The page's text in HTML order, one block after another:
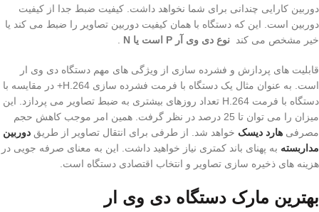
دوربین کارایی چندانی برای شما نخواهد داشت. کیفیت ضبط جدا از کیفیت
دوربین است. این که دستگاه با همان کیفیت دوربین تصاویر را ضبط می کند یا
خیر مشخص می کند نوع دی وی آر P است یا N .
قابلیت های پردازش و فشرده سازی از ویژگی های مهم دستگاه دی وی ار
است. به عنوان مثال یک دستگاه با فرمت فشرده سازی H.264+ در مقایسه با
دستگاه با فرمت H.264 تعداد روزهای بیشتری به ضبط تصاویر می پردازد. این
میزان را می توان تا 25 درصد در نظر گرفت. همین امر موجب کاهش حجم
مصرفی هارد دیسک خواهد شد. از طرفی برای انتقال تصاویر از طریق دوربین
مداربسته به پهنای باند کمتری نیاز خواهید داشت. این به معنای صرفه جویی در
هزینه های ذخیره سازی تصاویر و انتخاب اقتصادی دستگاه است.
بهترین مارک دستگاه دی وی ار